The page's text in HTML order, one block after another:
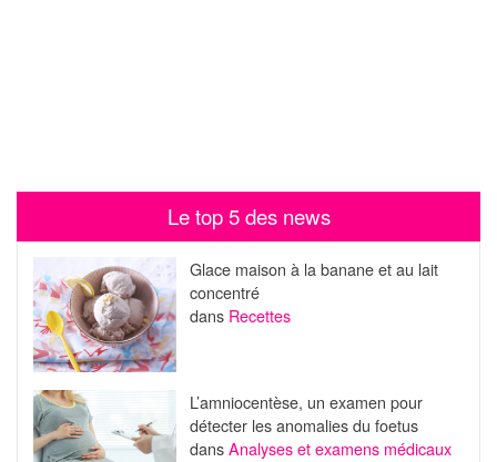
Le top 5 des news
Glace maison à la banane et au lait
concentré
dans Recettes
L’amniocentèse, un examen pour
détecter les anomalies du foetus
dansAnalyses et examens médicaux